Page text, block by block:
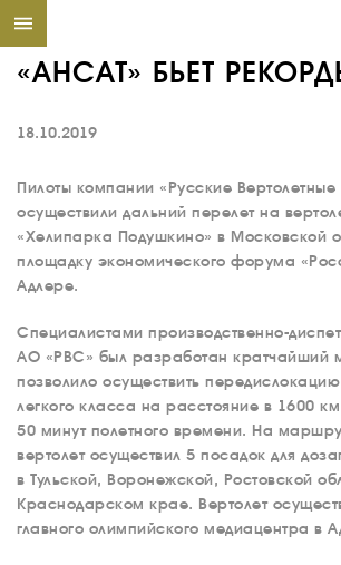
«АНСАТ» БЬЕТ
18.10.2019
Пилоты компании «Русские
осуществили дальний перелет на
«Хелипарка Подушкино» в Московской
площадку экономического форума
Адлере.
Специалистами производственно-
АО «РВС» был разработан кратчайший
позволило осуществить передислокацию
легкого класса на расстояние в 1600
50 минут полетного времени. На
вертолет осуществил 5 посадок для
в Тульской, Воронежской, Ростовской
Краснодарском крае. Вертолет
главного олимпийского медиацентра в